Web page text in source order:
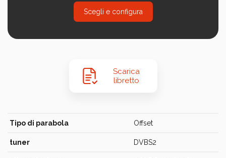
Scegli e configura
Scarica
libretto
Tipo di parabola Offset
tuner DVBS2